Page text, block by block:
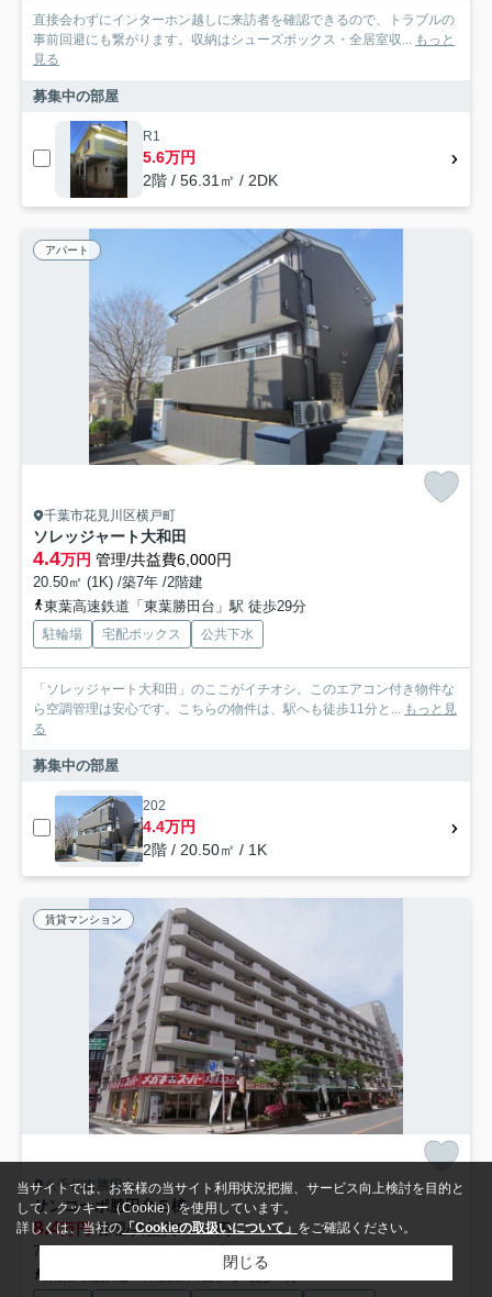
直接会わずにインターホン越しに来訪者を確認できるので、トラブルの
事前回避にも繋がります。収納はシューズボックス・全居室収...
もっと
見る
募集中の部屋
R1
5.6万円
2階 / 56.31㎡ / 2DK
アパート
千葉市花見川区横戸町
ソレッジャート大和田
4.4万円 管理/共益費6,000円
20.50㎡ (1K) /築7年 /2階建
東葉高速鉄道「東葉勝田台」駅 徒歩29分
駐輪場 宅配ボックス 公共下水
「ソレッジャート大和田」のここがイチオシ。このエアコン付き物件な
ら空調管理は安心です。こちらの物件は、駅へも徒歩11分と...
もっと見
る
募集中の部屋
202
4.4万円
2階 / 20.50㎡ / 1K
賃貸マンション
八千代市勝田台
サンコーポ勝田台Ｅ棟
8.4万円管理/共益費5,000円
75.15㎡ (2LDK) /築53年 /7階建
東葉高速鉄道「東葉勝田台」駅 徒歩3分
当サイトでは、お客様の当サイト利用状況把握、サービス向上検討を目的と
して、クッキー（Cookie）を使用しています。
詳しくは、当社の「Cookieの取扱いについて」 をご確認ください。
閉じる